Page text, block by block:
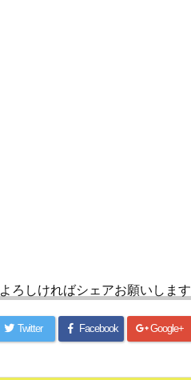
よろしければシェアお願いします
Twitter Facebook Google+